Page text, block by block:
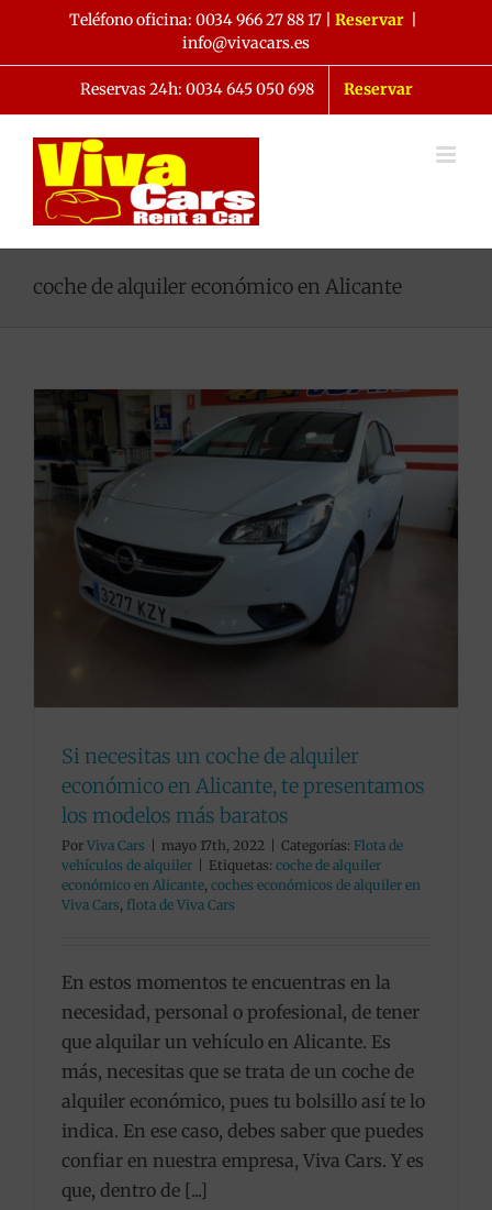
contenido
Teléfono oficina: 0034 966 27 88 17| Reservar
info@vivacars.es
Reservas 24h: 0034 645 050 698 Reservar
coche de alquiler económico en Alicante
Si necesitas un coche de alquiler
económico en Alicante, te presentamos
los modelos más baratos
Por Viva Cars mayo 17th, 2022 Categorías: Flota de
vehículos de alquiler
Etiquetas: coche de alquiler
económico en Alicante, coches económicos de alquiler en
Viva Cars, flota de Viva Cars
En estos momentos te encuentras en la
necesidad, personal o profesional, de tener
que alquilar un vehículo en Alicante. Es
más, necesitas que se trata de un coche de
alquiler económico, pues tu bolsillo así te lo
indica. En ese caso, debes saber que puedes
confiar en nuestra empresa, Viva Cars. Y es
que, dentro de [...]